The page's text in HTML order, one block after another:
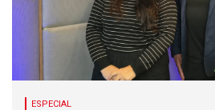
ESPECIAL